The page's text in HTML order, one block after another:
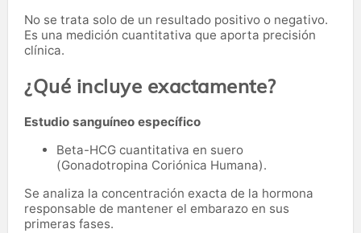
No se trata solo de un resultado positivo o negativo.
Es una medición cuantitativa que aporta precisión
clínica.
¿Qué incluye exactamente?
Estudio sanguíneo específico
Beta-HCG cuantitativa en suero
(Gonadotropina Coriónica Humana).
Se analiza la concentración exacta de la hormona
responsable de mantener el embarazo en sus
primeras fases.